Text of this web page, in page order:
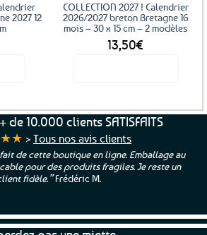
2027 12
COLLECTION 2027 ! Calendrier
2026/2027 breton Bretagne 16
mois – 30 x 15 cm – 2 modèles
13,50€
a
plusieurs
variations.
Les
options
choisies
de 10.000 clients SATISFAITS
> Tous nos avis clients
de cette boutique en ligne. Emballage au
pour des produits fragiles. Je reste un
fidèle.”Frédéric M.